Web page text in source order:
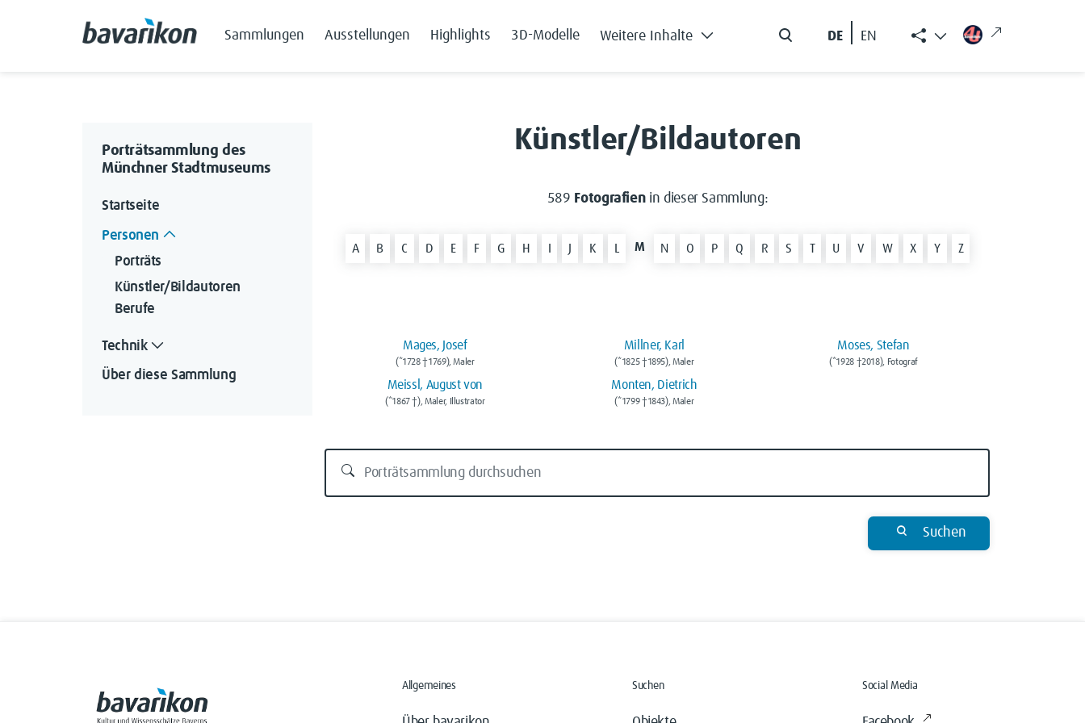
Sammlungen Ausstellungen Highlights 3D-Modelle Weitere Inhalte DE EN
Künstler/Bildautoren
589 Fotografienin dieser Sammlung:
A B C D E F G H K M N O P Q R S T U V W X Y Z
Mages, Josef
(*1728 †1769), Maler
Meissl, August von
(*1867 †), Maler, Illustrator
Millner, Karl
(*1825 †1895), Maler
Monten, Dietrich
(*1799 †1843), Maler
Moses, Stefan
(*1928 †2018), Fotograf
Suchen
Porträtsammlung des
Münchner Stadtmuseums
Startseite
Personen
Porträts
Künstler/Bildautoren
Berufe
Technik
Über diese Sammlung
Allgemeines Suchen Social Media